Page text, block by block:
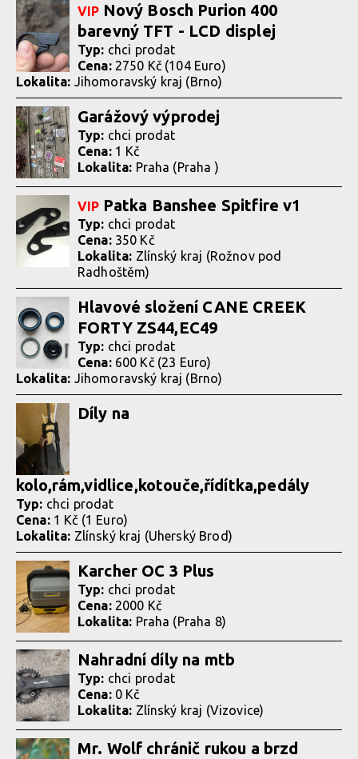
VIP Nový Bosch Purion 400
barevný TFT - LCD displej
Typ: chci prodat
Cena: 2750 Kč (104 Euro)
Lokalita: Jihomoravský kraj (Brno)
Garážový výprodej
Typ: chci prodat
Cena: 1 Kč
Lokalita: Praha (Praha )
VIP Patka Banshee Spitfire v1
Typ: chci prodat
Cena: 350 Kč
Lokalita: Zlínský kraj (Rožnov pod
Radhoštěm)
Hlavové složení CANE CREEK
FORTY ZS44,EC49
Typ: chci prodat
Cena: 600 Kč (23 Euro)
Lokalita: Jihomoravský kraj (Brno)
Díly na
kolo,rám,vidlice,kotouče,řídítka,pedály
Typ: chci prodat
Cena: 1 Kč (1 Euro)
Lokalita: Zlínský kraj (Uherský Brod)
Karcher OC 3 Plus
Typ: chci prodat
Cena: 2000 Kč
Lokalita: Praha (Praha 8)
Nahradní díly na mtb
Typ: chci prodat
Cena: 0 Kč
Lokalita: Zlínský kraj (Vizovice)
Mr. Wolf chránič rukou a brzd